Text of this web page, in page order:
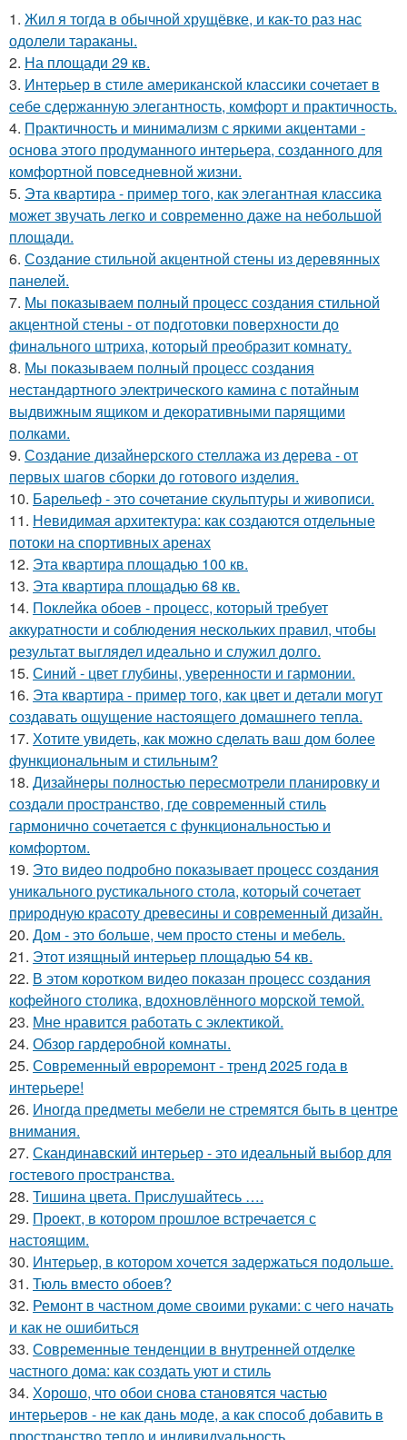
1. Жил я тогда в обычной хрущёвке, и как-то раз нас
одолели тараканы.
2. На площади 29 кв.
3. Интерьер в стиле американской классики сочетает в
себе сдержанную элегантность, комфорт и практичность.
4. Практичность и минимализм с яркими акцентами -
основа этого продуманного интерьера, созданного для
комфортной повседневной жизни.
5. Эта квартира - пример того, как элегантная классика
может звучать легко и современно даже на небольшой
площади.
6. Создание стильной акцентной стены из деревянных
панелей.
7. Мы показываем полный процесс создания стильной
акцентной стены - от подготовки поверхности до
финального штриха, который преобразит комнату.
8. Мы показываем полный процесс создания
нестандартного электрического камина с потайным
выдвижным ящиком и декоративными парящими
полками.
9. Создание дизайнерского стеллажа из дерева - от
первых шагов сборки до готового изделия.
10. Барельеф - это сочетание скульптуры и живописи.
11. Невидимая архитектура: как создаются отдельные
потоки на спортивных аренах
12. Эта квартира площадью 100 кв.
13. Эта квартира площадью 68 кв.
14. Поклейка обоев - процесс, который требует
аккуратности и соблюдения нескольких правил, чтобы
результат выглядел идеально и служил долго.
15. Синий - цвет глубины, уверенности и гармонии.
16. Эта квартира - пример того, как цвет и детали могут
создавать ощущение настоящего домашнего тепла.
17. Хотите увидеть, как можно сделать ваш дом более
функциональным и стильным?
18. Дизайнеры полностью пересмотрели планировку и
создали пространство, где современный стиль
гармонично сочетается с функциональностью и
комфортом.
19. Это видео подробно показывает процесс создания
уникального рустикального стола, который сочетает
природную красоту древесины и современный дизайн.
20. Дом - это больше, чем просто стены и мебель.
21. Этот изящный интерьер площадью 54 кв.
22. В этом коротком видео показан процесс создания
кофейного столика, вдохновлённого морской темой.
23. Мне нравится работать с эклектикой.
24. Обзор гардеробной комнаты.
25. Современный евроремонт - тренд 2025 года в
интерьере!
26. Иногда предметы мебели не стремятся быть в центре
внимания.
27. Скандинавский интерьер - это идеальный выбор для
гостевого пространства.
28. Тишина цвета. Прислушайтесь ….
29. Проект, в котором прошлое встречается с
настоящим.
30. Интерьер, в котором хочется задержаться подольше.
31. Тюль вместо обоев?
32. Ремонт в частном доме своими руками: с чего начать
и как не ошибиться
33. Современные тенденции в внутренней отделке
частного дома: как создать уют и стиль
34. Хорошо, что обои снова становятся частью
интерьеров - не как дань моде, а как способ добавить в
пространство тепло и индивидуальность.